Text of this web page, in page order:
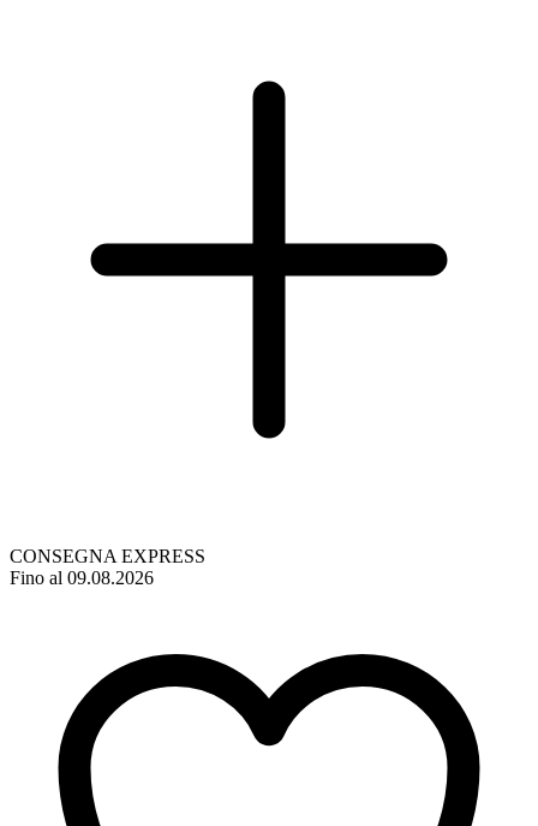
CONSEGNA EXPRESS
Fino al 09.08.2026